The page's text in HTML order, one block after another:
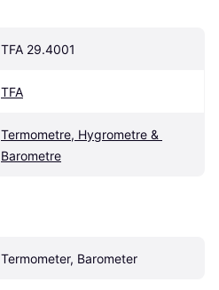
TFA 29.4001
TFA
Termometre, Hygrometre &
Barometre
Termometer, Barometer